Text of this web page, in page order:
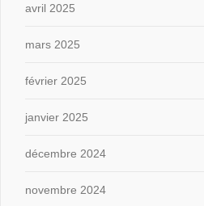
avril 2025
mars 2025
février 2025
janvier 2025
décembre 2024
novembre 2024